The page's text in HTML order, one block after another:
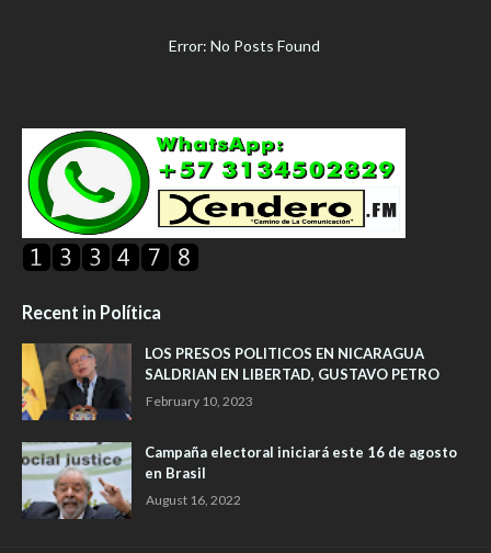
Error: No Posts Found
Recent in Política
LOS PRESOS POLITICOS EN NICARAGUA
SALDRIAN EN LIBERTAD, GUSTAVO PETRO
February 10, 2023
Campaña electoral iniciará este 16 de agosto
en Brasil
August 16, 2022